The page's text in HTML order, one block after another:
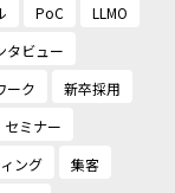
PoC
LLMO
タビュー
ーク
新卒採用
セミナー
ング
集客